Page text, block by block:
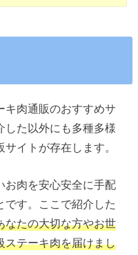
キ肉通販のおすすめサ
した以外にも多種多様
イトが存在します。
お肉を安心安全に手配
です。ここで紹介した
なたの大切な方やお世
ステーキ肉を届けまし